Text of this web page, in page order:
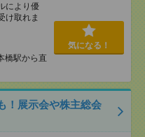
により優
け取れま
橋駅から直
気になる！
！展示会や株主総会